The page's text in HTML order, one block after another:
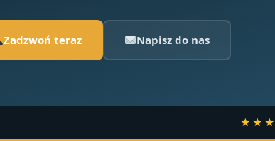
Zadzwoń teraz Napisz do nas